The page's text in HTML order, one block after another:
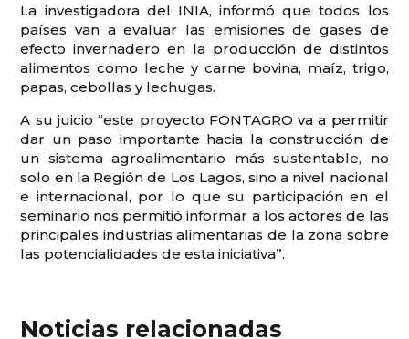
La investigadora del INIA, informó que todos los
países van a evaluar las emisiones de gases de
efecto invernadero en la producción de distintos
alimentos como leche y carne bovina, maíz, trigo,
papas, cebollas y lechugas.
A su juicio “este proyecto FONTAGRO va a permitir
dar un paso importante hacia la construcción de
un sistema agroalimentario más sustentable, no
solo en la Región de Los Lagos, sino a nivel nacional
e internacional, por lo que su participación en el
seminario nos permitió informar a los actores de las
principales industrias alimentarias de la zona sobre
las potencialidades de esta iniciativa”.
Noticias relacionadas